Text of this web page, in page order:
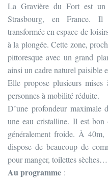
La Gravière du Fort est un
Strasbourg, en France. Il
transformée en espace de
à la plongée. Cette zone,
pittoresque avec un grand
ainsi un cadre naturel paisible
Elle propose plusieurs mises
personnes à mobilité réduite.
D’une profondeur maximale
une eau cristalline. Il est bon
généralement froide. À
dispose de beaucoup de
pour manger, toilettes
Au programme